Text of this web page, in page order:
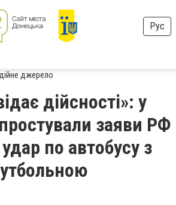
Рус
джерело
дійсності»: у
заяви РФ
по автобусу з